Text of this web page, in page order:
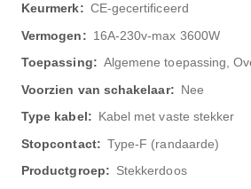
CE-gecertificeerd
16A-230v-max 3600W
Algemene toepassing,
Nee
Kabel met vaste stekker
Type-F (randaarde)
Stekkerdoos